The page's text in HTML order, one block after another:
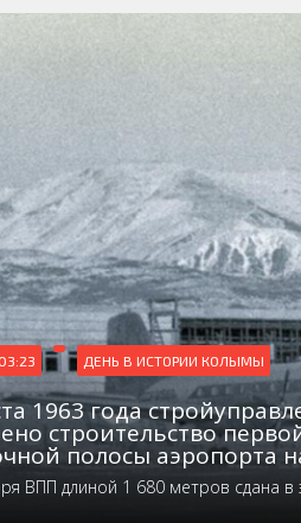
ДЕНЬ В ИСТОРИИ КОЛЫМЫ
1963 года
строительство
полосы аэропорта
ВПП длиной 1 680 метров сдана в